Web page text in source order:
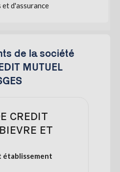
d'assurance
de la société
MUTUEL
CREDIT
ET
établissement